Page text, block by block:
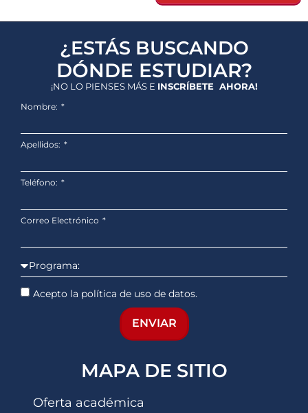
¿ESTÁS BUSCANDO
DÓNDE ESTUDIAR?
¡NO LO PIENSES MÁS E INSCRÍBETE AHORA!
Nombre:
Apellidos:
Teléfono:
Correo Electrónico
Acepto la política de uso de datos.
ENVIAR
MAPA DE SITIO
Oferta académica